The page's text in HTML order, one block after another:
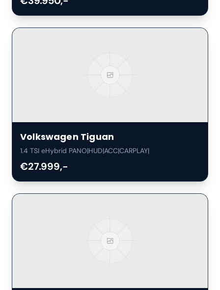
Volkswagen Tiguan
1.4 TSI eHybrid PANO|HUD|ACC|CARPLAY|
€27.999,-